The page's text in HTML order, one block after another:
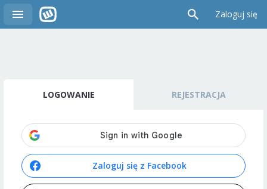
Zaloguj się
LOGOWANIE REJESTRACJA
Zaloguj się z Facebook